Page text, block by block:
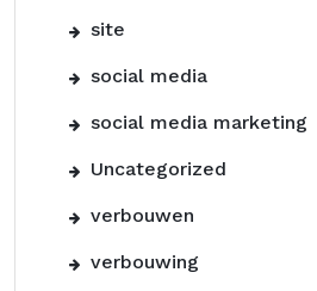
site
social media
social media marketing
Uncategorized
verbouwen
verbouwing